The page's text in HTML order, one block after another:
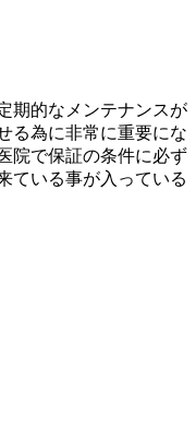
期的なメンテナンスが
る為に非常に重要にな
院で保証の条件に必ず
ている事が入っている